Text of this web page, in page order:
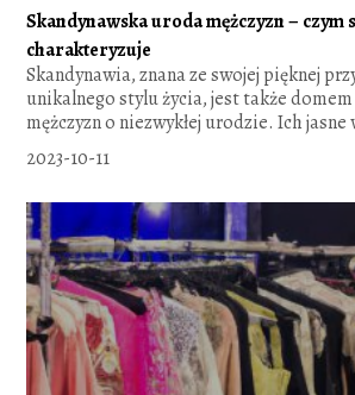
Skandynawska uroda mężczyzn – czym
charakteryzuje
Skandynawia, znana ze swojej pięknej
unikalnego stylu życia, jest także domem
mężczyzn o niezwykłej urodzie. Ich jasne
2023-10-11